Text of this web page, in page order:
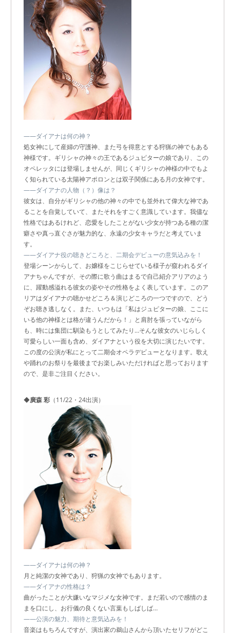
――ダイアナは何の神？
処女神にして産婦の守護神、また弓を得意とする狩猟の神でもある
神様です。ギリシャの神々の王であるジュピターの娘であり、この
オペレッタには登場しませんが、同じくギリシャの神様の中でもよ
く知られている太陽神アポロンとは双子関係にある月の女神です。
――ダイアナの人物（？）像は？
彼女は、自分がギリシャの他の神々の中でも並外れて偉大な神であ
ることを自覚していて、またそれをすごく意識しています。我儘な
性格ではあるけれど、恋愛をしたことがない少女が持つある種の潔
癖さや真っ直ぐさが魅力的な、永遠の少女キャラだと考えていま
す。
――ダイアナ役の聴きどころと、二期会デビューの意気込みを！
登場シーンからして、お嬢様をこじらせている様子が窺われるダイ
アナちゃんですが、その際に歌う曲はまるで自己紹介アリアのよう
に、躍動感溢れる彼女の姿やその性格をよく表しています。このア
リアはダイアナの聴かせどころ＆演じどころの一つですので、どう
ぞお聴き逃しなく。また、いつもは「私はジュピターの娘、ここに
いる他の神様とは格が違うんだから！」と肩肘を張っていながら
も、時には集団に馴染もうとしてみたり…そんな彼女のいじらしく
可愛らしい一面も含め、ダイアナという役を大切に演じたいです。
この度の公演が私にとって二期会オペラデビューとなります。歌え
や踊れのお祭りを最後までお楽しみいただければと思っております
ので、是非ご注目ください。
◆廣森 彩 （11/22・24出演）
――ダイアナは何の神？
月と純潔の女神であり、狩猟の女神でもあります。
――ダイアナの性格は？
曲がったことが大嫌いなマジメな女神です。まだ若いので感情のま
まを口にし、お行儀の良くない言葉もしばしば…
――公演の魅力、期待と意気込みを！
音楽はもちろんですが、演出家の鵜山さんから頂いたセリフがどこ